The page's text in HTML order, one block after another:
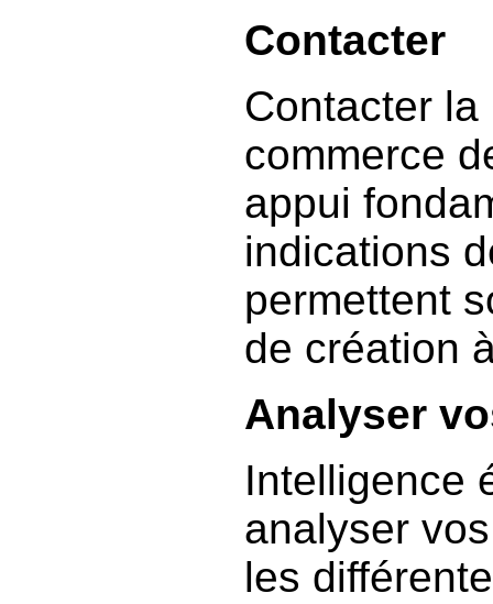
Contacter
Contacter
commerce
appui
indications
permettent
de création
Analyser
Intelligence
analyser
les